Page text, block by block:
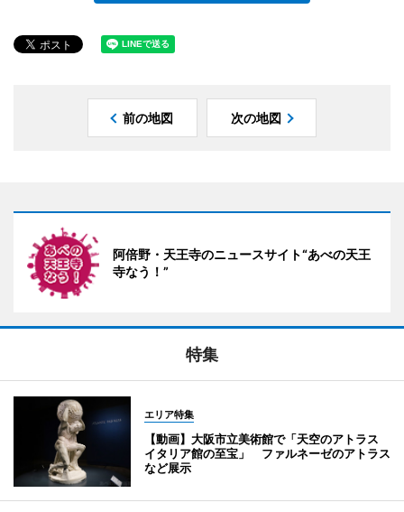
前の地図 次の地図
阿倍野・天王寺のニュースサイト“あべの天王
寺なう！”
特集
エリア特集
【動画】大阪市立美術館で「天空のアトラス
イタリア館の至宝」 ファルネーゼのアトラス
など展示